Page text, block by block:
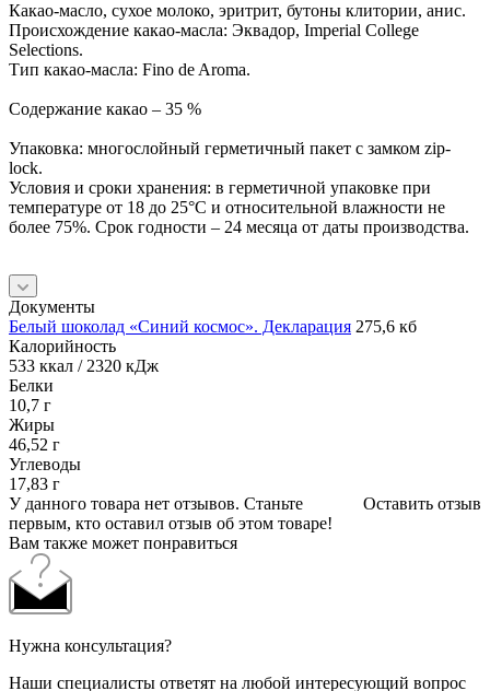
Какао-масло, сухое молоко, эритрит, бутоны клитории, анис.
Происхождение какао-масла: Эквадор, Imperial College
Selections.
Тип какао-масла: Fino de Aroma.
Содержание какао – 35 %
Упаковка: многослойный герметичный пакет с замком zip-
lock.
Условия и сроки хранения: в герметичной упаковке при
температуре от 18 до 25°C и относительной влажности не
более 75%. Срок годности – 24 месяца от даты производства.
Документы
Белый шоколад «Синий космос». Декларация 275,6 кб
Калорийность
533 ккал / 2320 кДж
Белки
10,7 г
Жиры
46,52 г
Углеводы
17,83 г
Оставить отзыв
У данного товара нет отзывов. Станьте
первым, кто оставил отзыв об этом товаре!
Вам также может понравиться
Нужна консультация?
Наши специалисты ответят на любой интересующий вопрос